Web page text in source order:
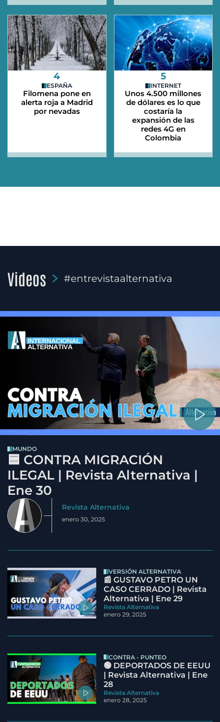
4
ESPAÑA
Filomena pone en
alerta roja a Madrid
por nevadas
5
INTERNET
Unos 4.500 millones
de dólares es lo que
costaría la
expansión de las
redes 4G en
Colombia
Videos #entrevistaalternativa
MUNDO
🟦 CONTRA MIGRACIÓN
ILEGAL | Revista Alternativa |
Ene 30
Revista Alternativa
enero 30, 2025
VERSIÓN ALTERNATIVA
📰 GUSTAVO PETRO UN
CASO CERRADO | Revista
Alternativa | Ene 29
Revista Alternativa
enero 29, 2025
CONTRA - PUNTEO
🟢 DEPORTADOS DE EEUU
| Revista Alternativa | Ene
28
Revista Alternativa
enero 28, 2025